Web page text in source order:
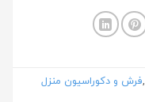
,فرش و دکوراسیون منزل